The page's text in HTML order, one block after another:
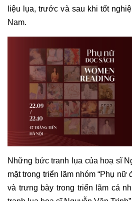
liệu lụa, trước và sau khi tốt
Nam.
Những bức tranh lụa của hoạ sĩ
mặt trong triển lãm nhóm “Phụ nữ
và trưng bày trong triển lãm cá